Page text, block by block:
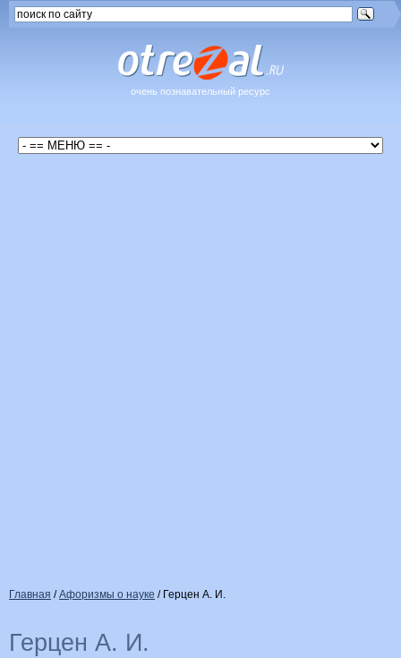
очень познавательный ресурс
Главная /Афоризмы о науке / Герцен А. И.
Герцен А. И.